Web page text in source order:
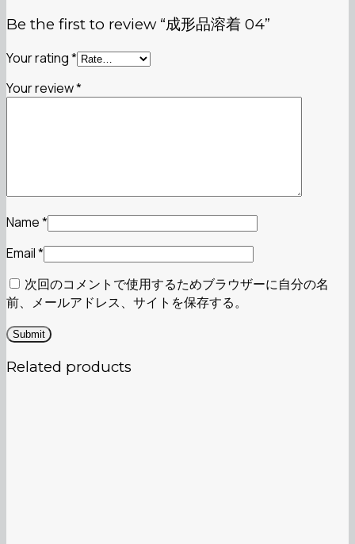
Be the first to review “成形品溶着 04”
Your rating*
Your review*
Name*
Email*
次回のコメントで使用するためブラウザーに自分の名
前、メールアドレス、サイトを保存する。
Related products